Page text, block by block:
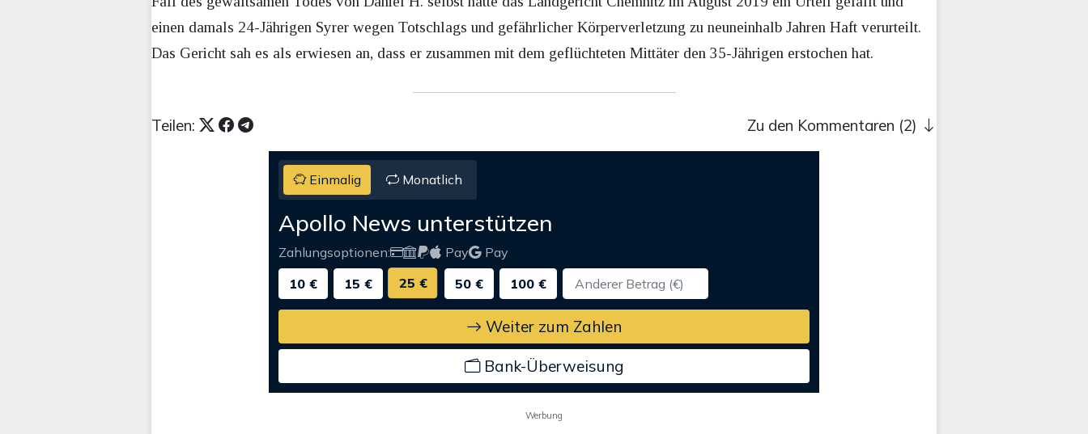
einen damals 24-Jährigen Syrer wegen Totschlags und gefährlicher Körperverletzung zu neuneinhalb Jahren Haft verurteilt.
Das Gericht sah es als erwiesen an, dass er zusammen mit dem geflüchteten Mittäter den 35-Jährigen erstochen hat.
Teilen: Zu den Kommentaren (2)
Einmalig Monatlich
Apollo News unterstützen
Zahlungsoptionen: Pay
Pay
10 €
15 € 25 € 50 € 100 €
Weiter zum Zahlen
Bank-Überweisung
Werbung